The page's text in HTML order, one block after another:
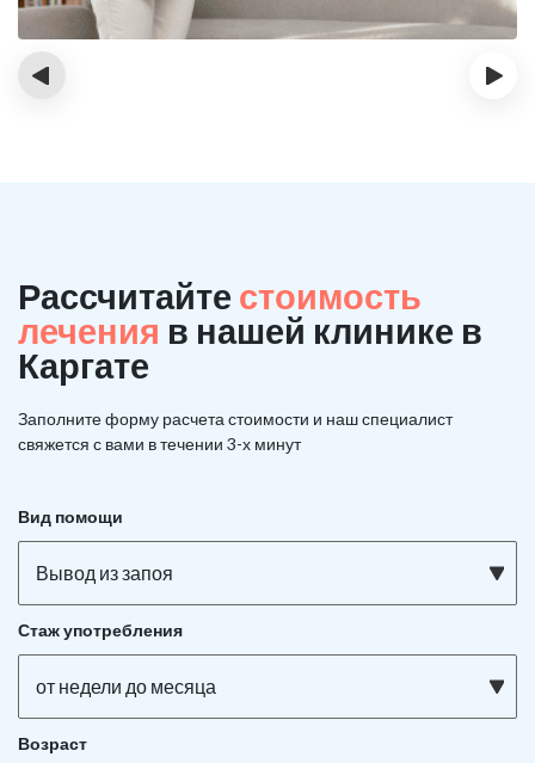
‹ ›
Рассчитайте стоимость
лечения в нашей клинике в
Каргате
Заполните форму расчета стоимости и нашспециалист
свяжется с вами в течении 3-х минут
Вид помощи
Вывод из запоя
Стаж употребления
от недели до месяца
Возраст